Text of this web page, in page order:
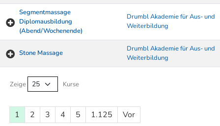
Segmentmassage
Diplomausbildung
(Abend/Wochenende)
Drumbl Akademie für Aus- und
Weiterbildung
Stone Massage
Drumbl Akademie für Aus- und
Weiterbildung
Zeige Kurse
1 2 3 4 5 1.125 Vor